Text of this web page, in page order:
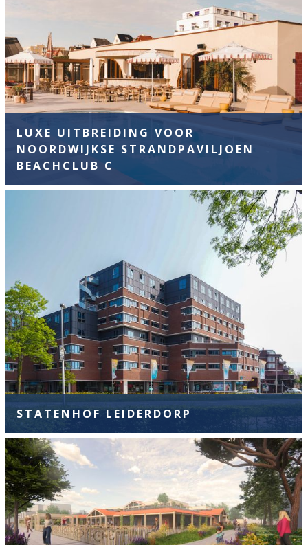
LUXE UITBREIDING VOOR
NOORDWIJKSE STRANDPAVILJOEN
BEACHCLUB C
STATENHOF LEIDERDORP